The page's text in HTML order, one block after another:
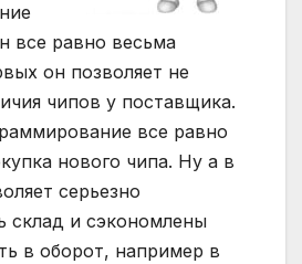
все равно весьма
он позволяет не
чипов у поставщика.
все равно
нового чипа. Ну а в
серьезно
склад и сэкономлены
в оборот, например в